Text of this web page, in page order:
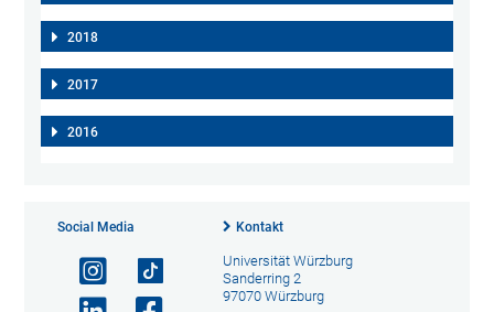
2018
2017
2016
Social Media Kontakt
Universität Würzburg
Sanderring 2
97070 Würzburg